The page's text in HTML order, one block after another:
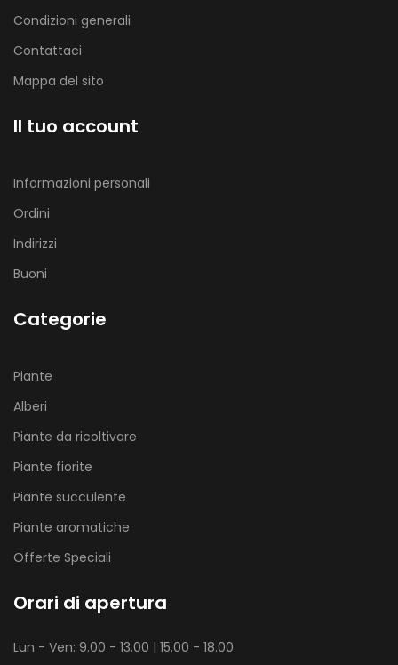
Condizioni generali
Contattaci
Mappa del sito
Il tuo account
Informazioni personali
Ordini
Indirizzi
Buoni
Categorie
Piante
Alberi
Piante da ricoltivare
Piante fiorite
Piante succulente
Piante aromatiche
Offerte Speciali
Orari di apertura
Lun - Ven: 9.00 - 13.00 | 15.00 - 18.00